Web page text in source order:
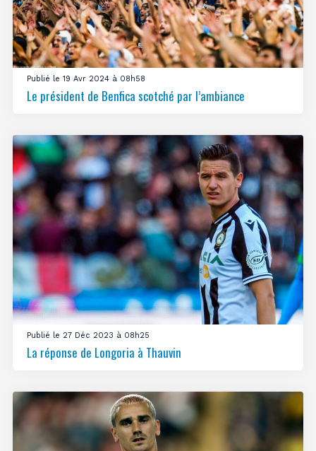
Publié le 19 Avr 2024 à 08h58
Le président de Benfica scotché par l’ambiance
Publié le 27 Déc 2023 à 08h25
La réponse de Longoria à Thauvin